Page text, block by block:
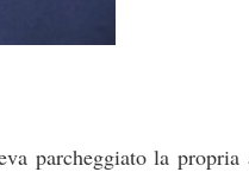
parcheggiato la propria